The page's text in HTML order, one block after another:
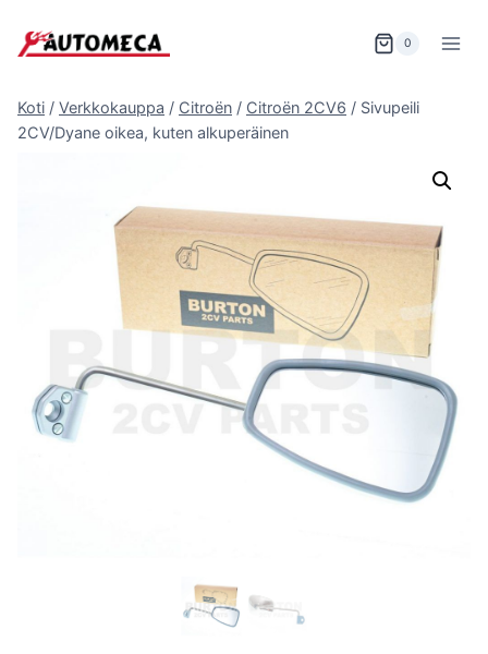
sisältöön
0
Koti / Verkkokauppa / Citroën / Citroën 2CV6 / Sivupeili
2CV/Dyane oikea, kuten alkuperäinen